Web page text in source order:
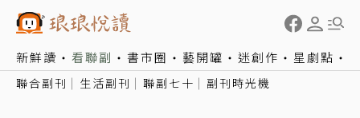
新鮮讀 看聯副 書市圈 藝開罐 迷創作 星劇點
聯合副刊 生活副刊 聯副七十 副刊時光機